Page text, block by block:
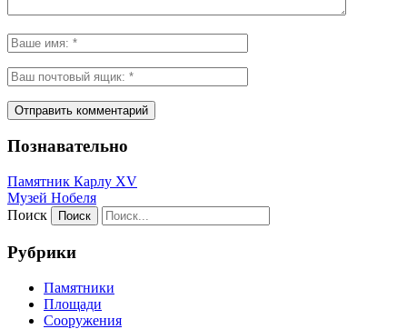
Познавательно
Памятник Карлу XV
Музей Нобеля
Поиск
Рубрики
Памятники
Площади
Сооружения